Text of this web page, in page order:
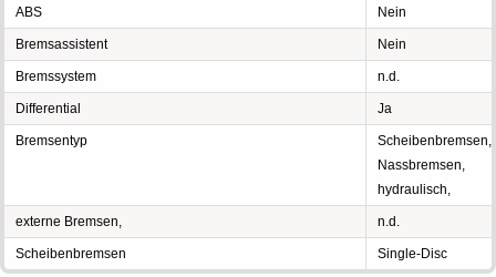
ABS Nein
Bremsassistent Nein
Bremssystem n.d.
Differential Ja
Bremsentyp
Scheibenbremsen,
Nassbremsen,
hydraulisch,
externe Bremsen, n.d.
Scheibenbremsen Single-Disc